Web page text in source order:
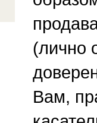
(лично
Вам,